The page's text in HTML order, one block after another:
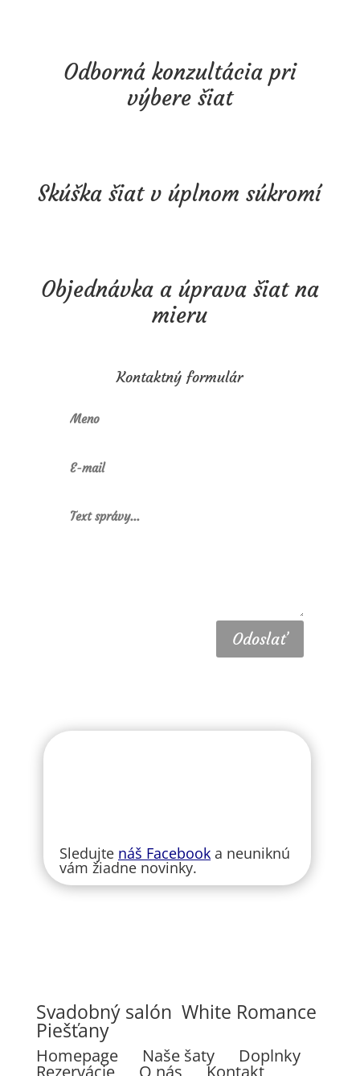
Odborná konzultácia pri
výbere šiat
Skúška šiat v úplnom súkromí
Objednávka a úprava šiat na
mieru
Kontaktný formulár
Odoslať
Sledujte náš Facebook a neuniknú
vám žiadne novinky.
Svadobný salón White Romance
Piešťany
Homepage Naše šaty Doplnky